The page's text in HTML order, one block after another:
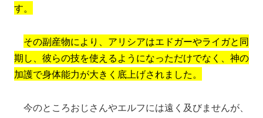
す。
その副産物により、アリシアはエドガーやライガと同
期し、彼らの技を使えるようになっただけでなく、神の
加護で身体能力が大きく底上げされました。
今のところおじさんやエルフには遠く及びませんが、